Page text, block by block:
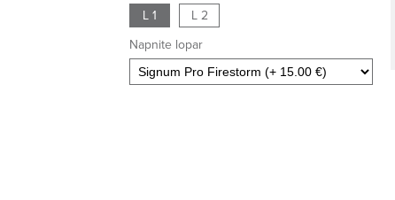
L 1
L 2
Napnite lopar